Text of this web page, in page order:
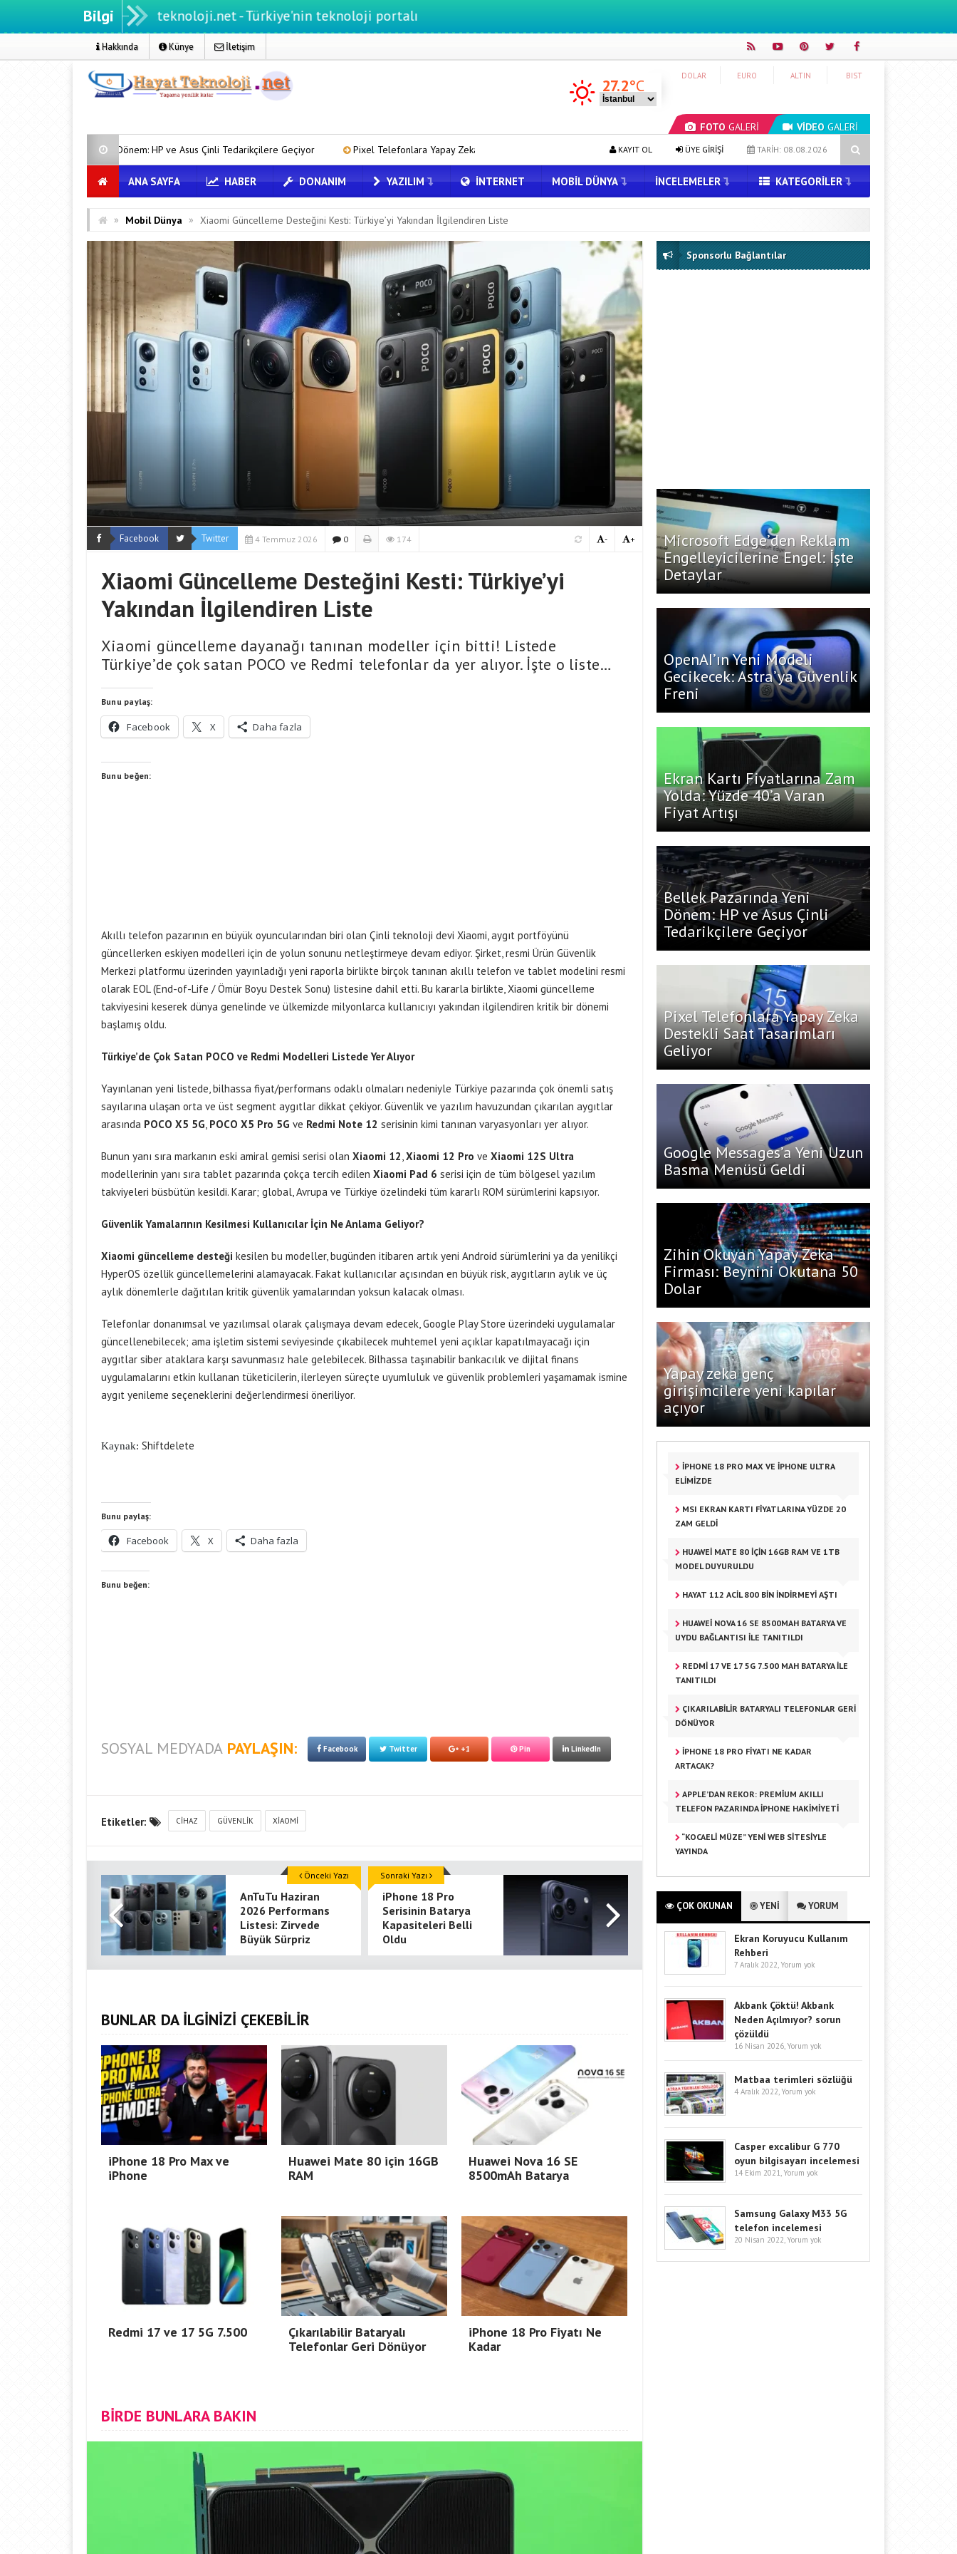
Bilgi
Hayatteknoloji.net - Türkiye'nin teknoloji portalı
Hakkında Künye İletişim
FOTO GALERİ VİDEO GALERİ
DOLAR EURO ALTIN BIST
27.2°C
Dönem: HP ve Asus Çinli Tedarikçilere Geçiyor Pixel Telefonlara Yapay Zeka Destekli Saat Tasarımları Geliyor Google Messages’a Yeni Uzun Basma Menüsü Geldi Zihin Okuyan Yapay Zeka
TARİH: 08.08.2026
ÜYE GİRİŞİ
KAYIT OL
ANA SAYFA HABER DONANIM YAZILIM İNTERNET MOBIL DÜNYA İNCELEMELER KATEGORILER
» Mobil Dünya » Xiaomi Güncelleme Desteğini Kesti: Türkiye’yi Yakından İlgilendiren Liste
Facebook Twitter 4 Temmuz 2026 0 174 +
-
Xiaomi Güncelleme Desteğini Kesti: Türkiye’yi
Yakından İlgilendiren Liste
Xiaomi güncelleme dayanağı tanınan modeller için bitti! Listede
Türkiye’de çok satan POCO ve Redmi telefonlar da yer alıyor. İşte o liste…
Bunu paylaş:
Facebook X Daha fazla
Bunu beğen:
Akıllı telefon pazarının en büyük oyuncularından biri olan Çinli teknoloji devi Xiaomi, aygıt portföyünü
güncellerken eskiyen modelleri için de yolun sonunu netleştirmeye devam ediyor. Şirket, resmi Ürün Güvenlik
Merkezi platformu üzerinden yayınladığı yeni raporla birlikte birçok tanınan akıllı telefon ve tablet modelini resmi
olarak EOL (End-of-Life / Ömür Boyu Destek Sonu) listesine dahil etti. Bu kararla birlikte, Xiaomi güncelleme
takviyesini keserek dünya genelinde ve ülkemizde milyonlarca kullanıcıyı yakından ilgilendiren kritik bir dönemi
başlamış oldu.
Türkiye’de Çok Satan POCO ve Redmi Modelleri Listede Yer Alıyor
Yayınlanan yeni listede, bilhassa fiyat/performans odaklı olmaları nedeniyle Türkiye pazarında çok önemli satış
sayılarına ulaşan orta ve üst segment aygıtlar dikkat çekiyor. Güvenlik ve yazılım havuzundan çıkarılan aygıtlar
arasında POCO X5 5G, POCO X5 Pro 5G ve Redmi Note 12 serisinin kimi tanınan varyasyonları yer alıyor.
Bunun yanı sıra markanın eski amiral gemisi serisi olan Xiaomi 12,Xiaomi 12 Pro ve Xiaomi 12S Ultra
modellerinin yanı sıra tablet pazarında çokça tercih edilen Xiaomi Pad 6 serisi için de tüm bölgesel yazılım
takviyeleri büsbütün kesildi. Karar; global, Avrupa ve Türkiye özelindeki tüm kararlı ROM sürümlerini kapsıyor.
Güvenlik Yamalarının Kesilmesi Kullanıcılar İçin Ne Anlama Geliyor?
Xiaomi güncelleme desteği kesilen bu modeller, bugünden itibaren artık yeni Android sürümlerini ya da yenilikçi
HyperOS özellik güncellemelerini alamayacak. Fakat kullanıcılar açısından en büyük risk, aygıtların aylık ve üç
aylık dönemlerle dağıtılan kritik güvenlik yamalarından yoksun kalacak olması.
Telefonlar donanımsal ve yazılımsal olarak çalışmaya devam edecek, Google Play Store üzerindeki uygulamalar
güncellenebilecek; ama işletim sistemi seviyesinde çıkabilecek muhtemel yeni açıklar kapatılmayacağı için
aygıtlar siber ataklara karşı savunmasız hale gelebilecek. Bilhassa taşınabilir bankacılık ve dijital finans
uygulamalarını etkin kullanan tüketicilerin, ilerleyen süreçte uyumluluk ve güvenlik problemleri yaşamamak ismine
aygıt yenileme seçeneklerini değerlendirmesi öneriliyor.
Kaynak: Shiftdelete
Bunu paylaş:
Facebook X Daha fazla
Bunu beğen:
SOSYAL MEDYADA PAYLAŞIN: Facebook Twitter +1 Pin LinkedIn
Etiketler: CIHAZ GÜVENLIK XIAOMI
AnTuTu Haziran
2026 Performans
Listesi: Zirvede
Büyük Sürpriz
Önceki Yazı
iPhone 18 Pro
Serisinin Batarya
Kapasiteleri Belli
Oldu
Sonraki Yazı
BUNLAR DA İLGİNİZİ ÇEKEBİLİR
iPhone 18 Pro Max ve
iPhone
Huawei Mate 80 için 16GB
RAM
Huawei Nova 16 SE
8500mAh Batarya
Redmi 17 ve 17 5G 7.500
Çıkarılabilir Bataryalı
Telefonlar Geri Dönüyor
iPhone 18 Pro Fiyatı Ne
Kadar
BİRDE BUNLARA BAKIN
Sponsorlu Bağlantılar
Microsoft Edge’den Reklam
Engelleyicilerine Engel: İşte
Detaylar
OpenAI’ın Yeni Modeli
Gecikecek: Astra’ya Güvenlik
Freni
Ekran Kartı Fiyatlarına Zam
Yolda: Yüzde 40’a Varan
Fiyat Artışı
Bellek Pazarında Yeni
Dönem: HP ve Asus Çinli
Tedarikçilere Geçiyor
Pixel Telefonlara Yapay Zeka
Destekli Saat Tasarımları
Geliyor
Google Messages’a Yeni Uzun
Basma Menüsü Geldi
Zihin Okuyan Yapay Zeka
Firması: Beynini Okutana 50
Dolar
Yapay zeka genç
girişimcilere yeni kapılar
açıyor
IPHONE 18 PRO MAX VE IPHONE ULTRA
ELIMIZDE
MSI EKRAN KARTI FIYATLARINA YÜZDE 20
ZAM GELDI
HUAWEI MATE 80 IÇIN 16GB RAM VE 1TB
MODEL DUYURULDU
HAYAT 112 ACIL 800 BIN INDIRMEYI AŞTI
HUAWEI NOVA 16 SE 8500MAH BATARYA VE
UYDU BAĞLANTISI ILE TANITILDI
REDMI 17 VE 17 5G 7.500 MAH BATARYA ILE
TANITILDI
ÇIKARILABILIR BATARYALI TELEFONLAR GERI
DÖNÜYOR
IPHONE 18 PRO FIYATI NE KADAR
ARTACAK?
APPLE’DAN REKOR: PREMIUM AKILLI
TELEFON PAZARINDA IPHONE HAKIMIYETI
“KOCAELI MÜZE” YENI WEB SITESIYLE
YAYINDA
ÇOK OKUNAN YENİ YORUM
Ekran Koruyucu Kullanım
Rehberi
7 Aralık 2022, Yorum yok
Akbank Çöktü! Akbank
Neden Açılmıyor? sorun
çözüldü
16 Nisan 2026, Yorum yok
Matbaa terimleri sözlüğü
4 Aralık 2022, Yorum yok
Casper excalibur G 770
oyun bilgisayarı incelemesi
14 Ekim 2021, Yorum yok
Samsung Galaxy M33 5G
telefon incelemesi
20 Nisan 2022, Yorum yok